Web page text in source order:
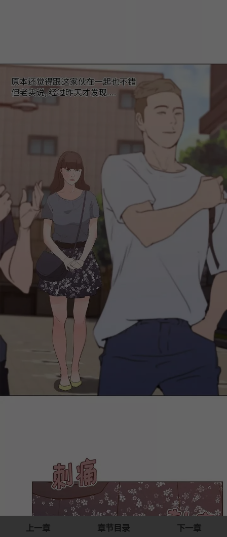
上一章 章节目录 下一章